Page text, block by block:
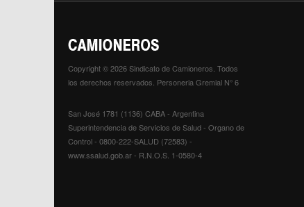
Copyright © 2026 Sindicato de Camioneros. Todos
los derechos reservados. Personeria Gremial N° 6
San José 1781 (1136) CABA - Argentina
Superintendencia de Servicios de Salud - Organo de
Control - 0800-222-SALUD (72583) -
www.ssalud.gob.ar - R.N.O.S. 1-0580-4